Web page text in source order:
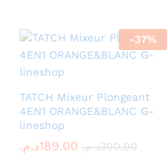
-37%
TATCH Mixeur Plongeant
4EN1 ORANGE&BLANC G-
lineshop
189.00د.م. 300.00د.م.